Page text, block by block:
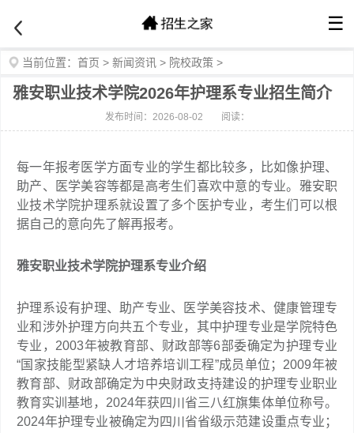
☰
当前位置： 首页 > 新闻资讯 > 院校政策 >
雅安职业技术学院2026年护理系专业招生简介
发布时间：2026-08-02 阅读：
每一年报考医学方面专业的学生都比较多，比如像护理、
助产、医学美容等都是高考生们喜欢中意的专业。雅安职
业技术学院护理系就设置了多个医护专业，考生们可以根
据自己的意向先了解再报考。
雅安职业技术学院护理系专业介绍
护理系设有护理、助产专业、医学美容技术、健康管理专
业和涉外护理方向共五个专业，其中护理专业是学院特色
专业，2003年被教育部、财政部等6部委确定为护理专业
“国家技能型紧缺人才培养培训工程”成员单位；2009年被
教育部、财政部确定为中央财政支持建设的护理专业职业
教育实训基地，2024年获四川省三八红旗集体单位称号。
2024年护理专业被确定为四川省省级示范建设重点专业；